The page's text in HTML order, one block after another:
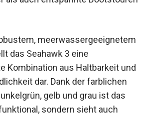
sind.
meerwassergeeignetem
das Seahawk 3 eine
Kombination aus Haltbarkeit und
dar. Dank der farblichen
gelb und grau ist das
sondern sieht auch